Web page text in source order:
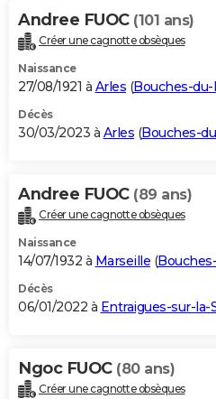
Bricolage
Lifestyle
Culture
Sport
Auto
Television
Voyage
Cinema
Andree FUOC (101 ans)
Créer une cagnotte obsèques
Naissance
27/08/1921 à Arles (Bouches-
Décès
30/03/2023 à Arles (Bouches-
Andree FUOC (89 ans)
Créer une cagnotte obsèques
Naissance
14/07/1932 à Marseille (
Décès
06/01/2022 à Entraigues-sur-la-
Ngoc FUOC (80 ans)
Créer une cagnotte obsèques